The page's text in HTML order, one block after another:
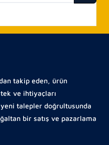
takip eden, ürün
ve ihtiyaçları
talepler doğrultusunda
bir satış ve pazarlama